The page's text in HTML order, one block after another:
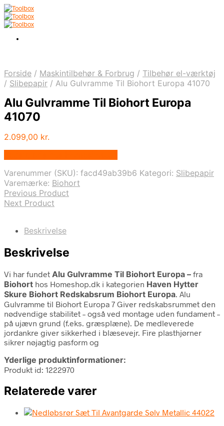
Forside / Maskintilbehør & Forbrug / Tilbehør el-værktøj
/ Slibepapir / Alu Gulvramme Til Biohort Europa 41070
Alu Gulvramme Til Biohort Europa
41070
2.099,00 kr.
Varenummer (SKU): facd49ab39b6 Kategori: Slibepapir
Varemærke: Biohort
Previous Product
Next Product
Beskrivelse
Beskrivelse
Vi har fundet Alu Gulvramme Til Biohort Europa – fra
Biohort hos Homeshop.dk i kategorien Haven Hytter
Skure Biohort Redskabsrum Biohort Europa. Alu
Gulvramme til Biohort Europa 7 Giver redskabsrummet den
nødvendige stabilitet – også ved montage uden fundament –
på ujævn grund (f.eks. græsplæne). De medleverede
jordankre giver sikkerhed i blæsevejr. Fire plasthjørner
sikrer nøjagtig pasform og
Yderlige produktinformationer:
Produkt id: 1222970
Relaterede varer